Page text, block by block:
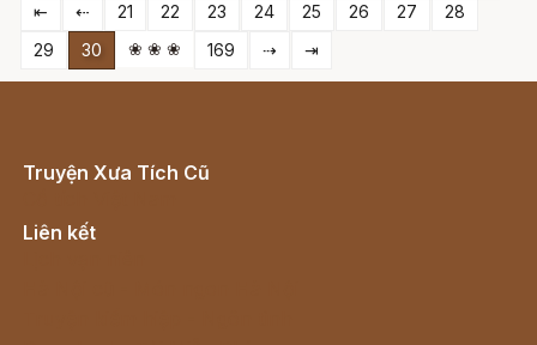
⇤ ⇠ 21 22 23 24 25 26 27
28
29
30 ❀ ❀ ❀ 169 ⇢ ⇥
Truyện Xưa Tích Cũ
Liên kết